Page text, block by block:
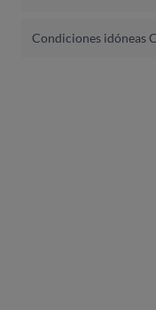
Condiciones idóneas